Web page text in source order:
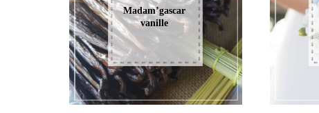
Madam’gascar
vanille